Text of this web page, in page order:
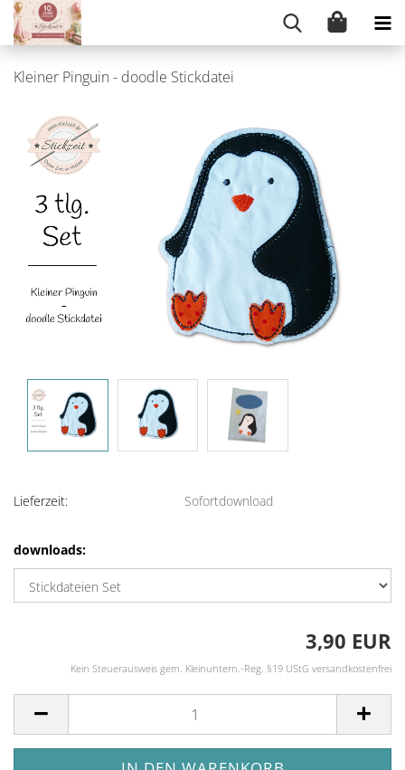
Kleiner Pinguin - doodle Stickdatei
Lieferzeit: Sofortdownload
downloads:
3,90 EUR
Kein Steuerausweis gem. Kleinuntern.-Reg. §19 UStG versandkostenfrei